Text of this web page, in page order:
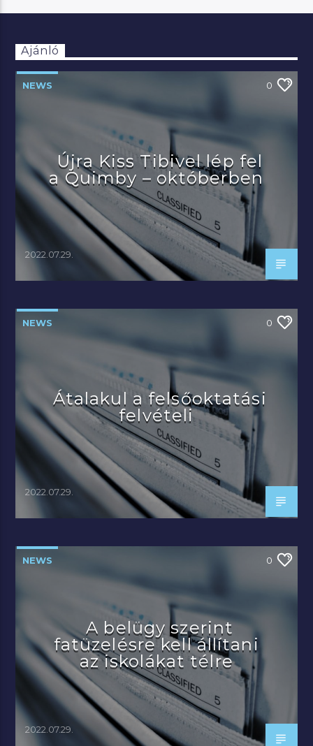
Ajánló
NEWS 0
Újra Kiss Tibivel lép fel
a Quimby – októberben
2022.07.29.
NEWS 0
Átalakul a felsőoktatási
felvételi
2022.07.29.
NEWS 0
A belügy szerint
fatüzelésre kell állítani
az iskolákat télre
2022.07.29.